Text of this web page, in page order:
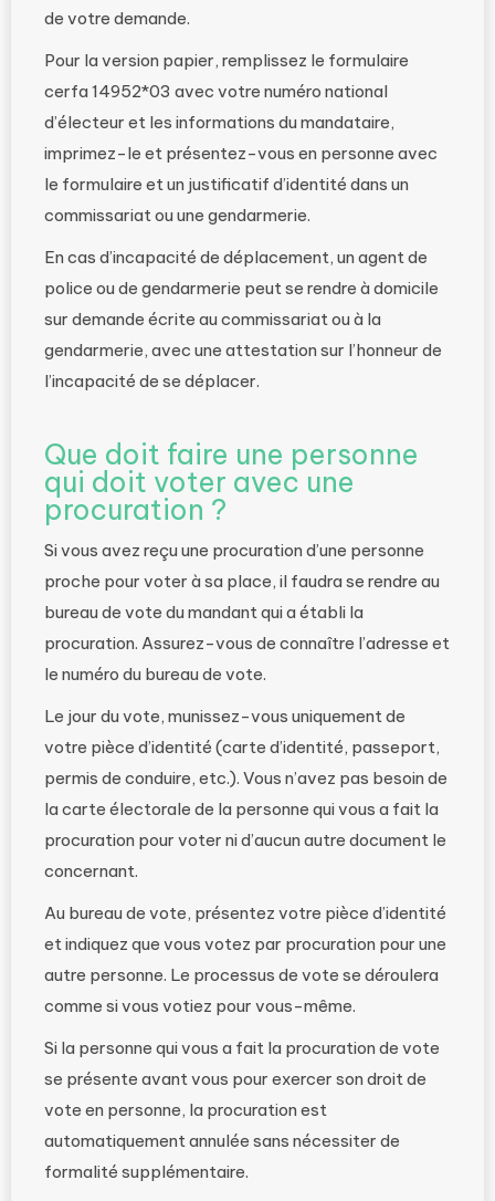
de votre demande.
Pour la version papier, remplissez le formulaire
cerfa 14952*03 avec votre numéro national
d’électeur et les informations du mandataire,
imprimez-le et présentez-vous en personne avec
le formulaire et un justificatif d’identité dans un
commissariat ou une gendarmerie.
En cas d’incapacité de déplacement, un agent de
police ou de gendarmerie peut se rendre à domicile
sur demande écrite au commissariat ou à la
gendarmerie, avec une attestation sur l’honneur de
l’incapacité de se déplacer.
Que doit faire une personne
qui doit voter avec une
procuration ?
Si vous avez reçu une procuration d’une personne
proche pour voter à sa place, il faudra se rendre au
bureau de vote du mandant qui a établi la
procuration. Assurez-vous de connaître l’adresse et
le numéro du bureau de vote.
Le jour du vote, munissez-vous uniquement de
votre pièce d’identité (carte d’identité, passeport,
permis de conduire, etc.). Vous n’avez pas besoin de
la carte électorale de la personne qui vous a fait la
procuration pour voter ni d’aucun autre document le
concernant.
Au bureau de vote, présentez votre pièce d’identité
et indiquez que vous votez par procuration pour une
autre personne. Le processus de vote se déroulera
comme si vous votiez pour vous-même.
Si la personne qui vous a fait la procuration de vote
se présente avant vous pour exercer son droit de
vote en personne, la procuration est
automatiquement annulée sans nécessiter de
formalité supplémentaire.